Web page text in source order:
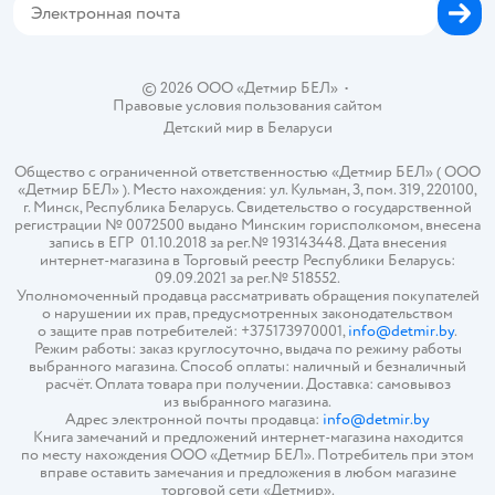
© 2026 ООО «Детмир БЕЛ»•
Правовые условия пользования сайтом
Детский мир в Беларуси
Общество с ограниченной ответственностью «Детмир БЕЛ» ( ООО
«Детмир БЕЛ» ). Место нахождения: ул. Кульман, 3, пом. 319, 220100,
г. Минск, Республика Беларусь. Свидетельство о государственной
регистрации № 0072500 выдано Минским горисполкомом, внесена
запись в ЕГР 01.10.2018 за рег.№ 193143448. Дата внесения
интернет-магазина в Торговый реестр Республики Беларусь:
09.09.2021 за рег.№ 518552.
Уполномоченный продавца рассматривать обращения покупателей
о нарушении их прав, предусмотренных законодательством
о защите прав потребителей: +375173970001,info@detmir.by.
Режим работы: заказ круглосуточно, выдача по режиму работы
выбранного магазина. Способ оплаты: наличный и безналичный
расчёт. Оплата товара при получении. Доставка: самовывоз
из выбранного магазина.
Адрес электронной почты продавца: info@detmir.by
Книга замечаний и предложений интернет-магазина находится
по месту нахождения ООО «Детмир БЕЛ». Потребитель при этом
вправе оставить замечания и предложения в любом магазине
торговой сети «Детмир».